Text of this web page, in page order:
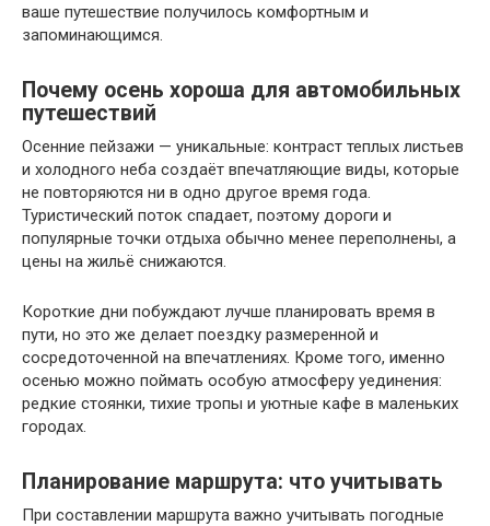
ваше путешествие получилось комфортным и
запоминающимся.
Почему осень хороша для автомобильных
путешествий
Осенние пейзажи — уникальные: контраст теплых листьев
и холодного неба создаёт впечатляющие виды, которые
не повторяются ни в одно другое время года.
Туристический поток спадает, поэтому дороги и
популярные точки отдыха обычно менее переполнены, а
цены на жильё снижаются.
Короткие дни побуждают лучше планировать время в
пути, но это же делает поездку размеренной и
сосредоточенной на впечатлениях. Кроме того, именно
осенью можно поймать особую атмосферу уединения:
редкие стоянки, тихие тропы и уютные кафе в маленьких
городах.
Планирование маршрута: что учитывать
При составлении маршрута важно учитывать погодные